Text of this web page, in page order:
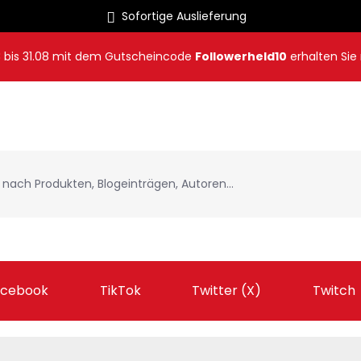
Sofortige Auslieferung
bis 31.08 mit dem Gutscheincode Followerheld10 erhalten Sie
TikTok Twitter (X) Twitch